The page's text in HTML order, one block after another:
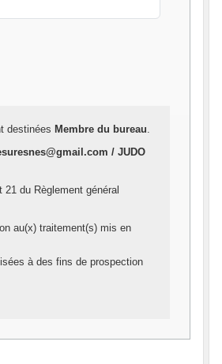
destinées Membre du bureau
/ JUDO
du Règlement général
au(x) traitement(s) mis en
à des fins de prospection